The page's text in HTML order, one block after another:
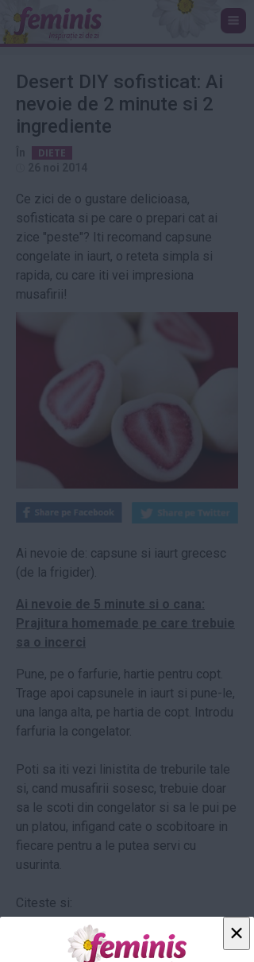
×
Desert DIY sofisticat: Ai
nevoie de 2 minute si 2
ingrediente
DIETE
Ce zici de o gustare delicioasa,
sofisticata si pe care o prepari cat ai
zice "peste"? Iti recomand capsune
congelate in iaurt, o reteta simpla si
rapida, cu care iti vei impresiona
musafirii!
Ai nevoie de: capsune si iaurt grecesc
(de la frigider).
Ai nevoie de 5 minute si o cana:
Prajitura homemade pe care trebuie
sa o incerci
Pune, pe o farfurie, hartie pentru copt.
Trage apoi capsunele in iaurt si pune-le,
una langa alta, pe hartia de copt. Introdu
farfuria la congelator.
Poti sa iti vezi linistita de treburile tale
si, cand musafirii sosesc, trebuie doar
sa le scoti din congelator si sa le pui pe
un platou, infigand cate o scobitoare in
fiecare pentru a le putea servi cu
usurinta.
Citeste si:
Bautura iernii: Ciocolata calda cu
crema de whisky si nalbe